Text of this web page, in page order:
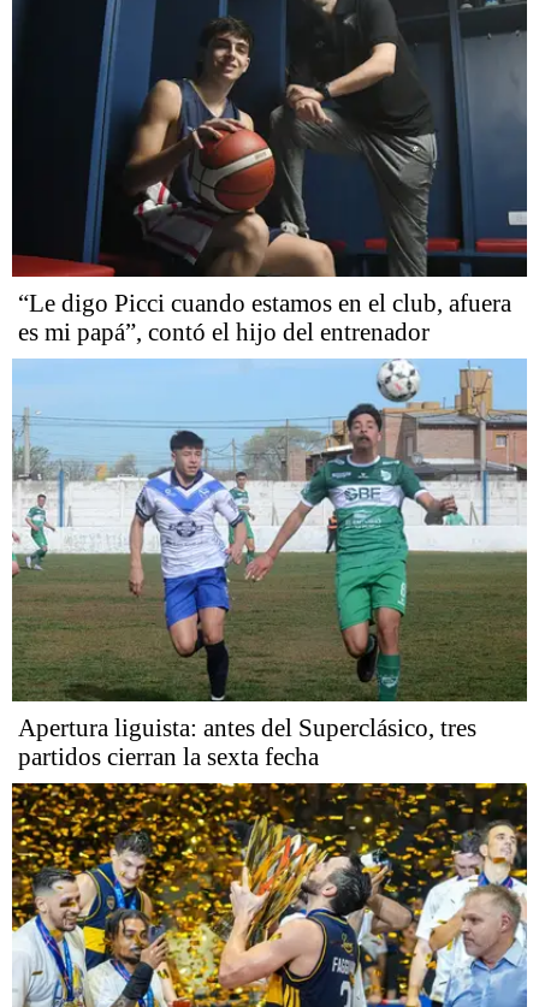
“Le digo Picci cuando estamos en el club, afuera
es mi papá”, contó el hijo del entrenador
Apertura liguista: antes del Superclásico, tres
partidos cierran la sexta fecha